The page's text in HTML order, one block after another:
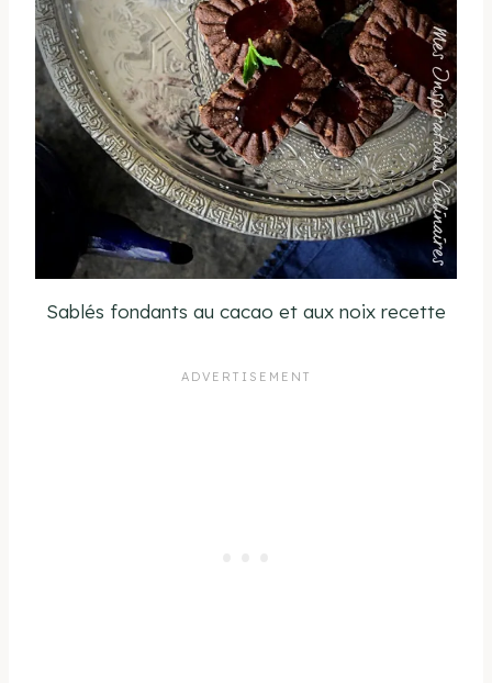
Sablés fondants au cacao et aux noix recette